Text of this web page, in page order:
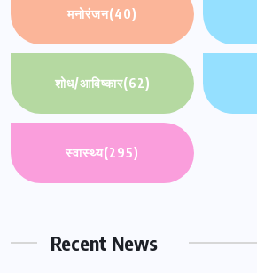
मनोरंजन(40)
शोध/आविष्कार(62)
स्वास्थ्य(295)
Recent News